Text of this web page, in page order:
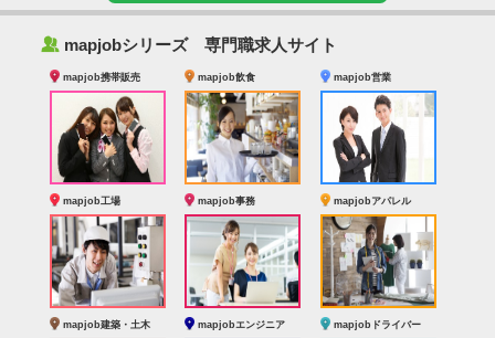
‰ mapjobシリーズ 専門職求人サイト
mapjob携帯販売 mapjob飲食 mapjob営業
mapjob工場 mapjob事務 mapjobアパレル
mapjob建築・土木 mapjobエンジニア mapjobドライバー